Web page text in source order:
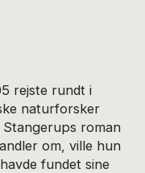
rejste rundt i
naturforsker
Stangerups roman
om, ville hun
fundet sine